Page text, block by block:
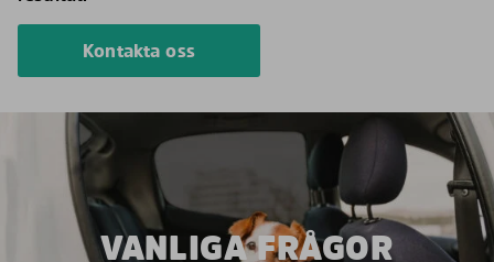
Kontakta oss
VANLIGA FRÅGOR